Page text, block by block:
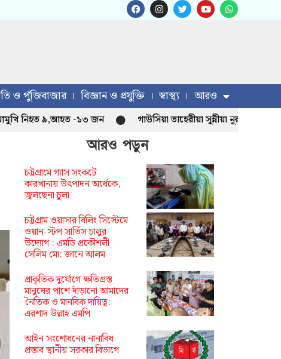
ও পুঁজিবাজার বিজ্ঞান ও প্রযুক্তি স্বাস্থ্য আরও
নিহত ৯,আহত -১৩ জন গাউসিয়া তাহেরীয়া সুন্নীয়া নূরানী মাদ্রাসা
আরও পড়ুন
চট্টগ্রামে গ্যাস সংকটে
কারখানায় উৎপাদন অর্ধেকে,
জ্বলছেনা চুলা
চট্টগ্রাম ওয়াসার বিলিং সিস্টেমে
ওয়ান-স্টপ সার্ভিস চালুর
উদ্যোগ : এমডি প্রকৌশলী
সেলিম মো: জানে আলম
প্রাকৃতিক দুর্যোগে ক্ষতিগ্রস্ত
মানুষের পাশে দাঁড়ানো আমাদের
নৈতিক ও মানবিক দায়িত্ব:
এরশাদ উল্লাহ এমপি
আইন সংশোধনের নানাবিধ
প্রস্তাব স্থানীয় সরকার বিভাগে